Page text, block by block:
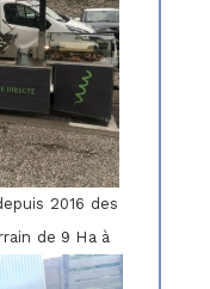
2016 des
de 9 Ha à